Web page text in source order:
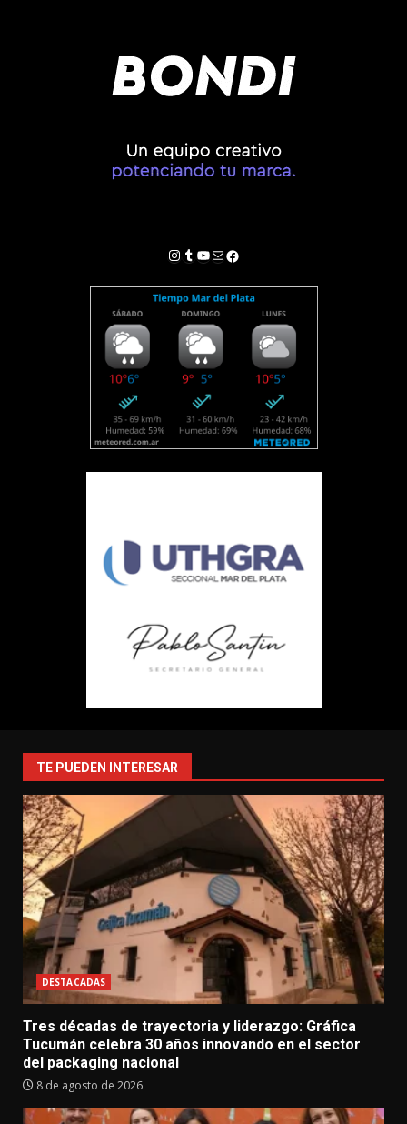
Instagram
Tumblr
YouTube
Correo electrónico
Facebook
TE PUEDEN INTERESAR
DESTACADAS
Tres décadas de trayectoria y liderazgo: Gráfica
Tucumán celebra 30 años innovando en el sector
del packaging nacional
8 de agosto de 2026